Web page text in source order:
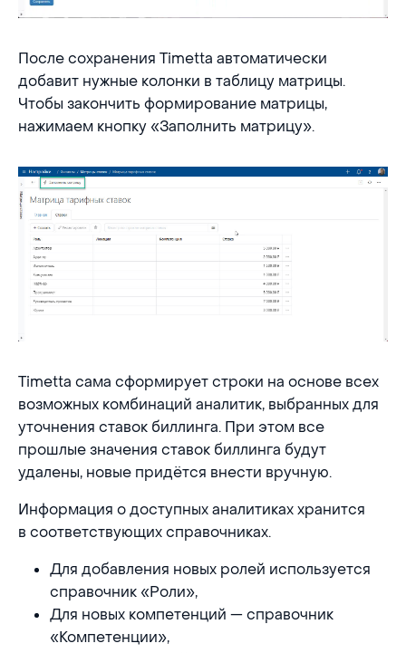
После сохранения Timetta автоматически
добавит нужные колонки в таблицу матрицы.
Чтобы закончить формирование матрицы,
нажимаем кнопку «Заполнить матрицу».
Timetta сама сформирует строки на основе всех
возможных комбинаций аналитик, выбранных для
уточнения ставок биллинга. При этом все
прошлые значения ставок биллинга будут
удалены, новые придётся внести вручную.
Информация о доступных аналитиках хранится
в соответствующих справочниках.
Для добавления новых ролей используется
справочник «Роли»,
Для новых компетенций — справочник
«Компетенции»,